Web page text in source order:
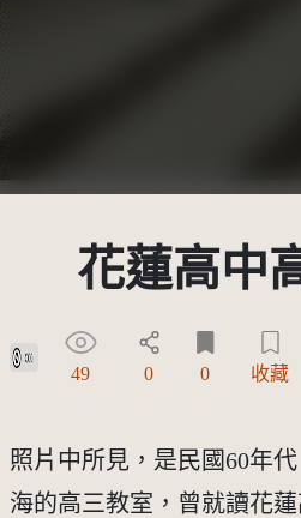
花蓮高中
公眾領域貢獻宣告(CC0)
49 0 0 收藏
照片中所見，是民國60年
海的高三教室，曾就讀花